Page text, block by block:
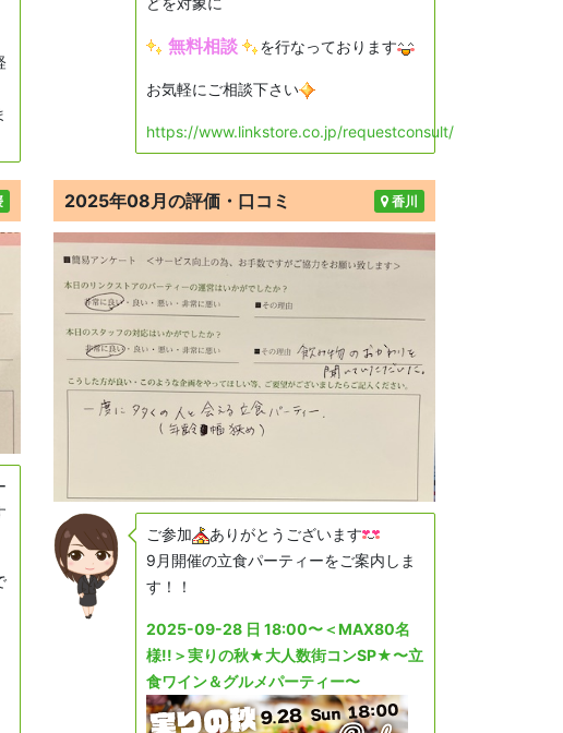
無料相談 を行なっております
お気軽にご相談下さい
https://www.linkstore.co.jp/requestconsult/
香川
2025年08月の評価・口コミ
ご参加
ありがとうございます
9月開催の立食パーティーをご案内しま
す！！
2025-09-28 日 18:00〜＜MAX80名
様!!＞実りの秋★大人数街コンSP★〜立
食ワイン＆グルメパーティー〜